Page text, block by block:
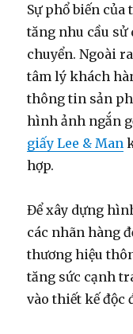
Sự phổ biến
tăng nhu cầu sử
chuyển. Ngoài
tâm lý khách
thông tin sản
hình ảnh ngắn
giấy Lee & Man
hợp.
Để xây dựng
các nhãn hàng
thương hiệu
tăng sức cạnh
vào thiết kế độc